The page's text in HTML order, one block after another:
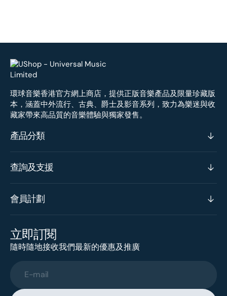
環球音樂香港官方網上商店，提供正版音樂產品及限量珍藏版
本，涵蓋中外流行、古典、爵士及影音系列，致力為樂迷與收
藏家帶來高品質的音樂體驗與獨家發售。
產品分類
查詢及支援
會員計劃
立即訂閱
隨時隨地接收我們最新的優惠及推廣
E-mail